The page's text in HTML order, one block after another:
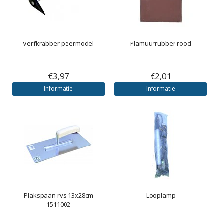
Verfkrabber peermodel
€3,97
Informatie
Plamuurrubber rood
€2,01
Informatie
Plakspaan rvs 13x28cm
1511002
Looplamp